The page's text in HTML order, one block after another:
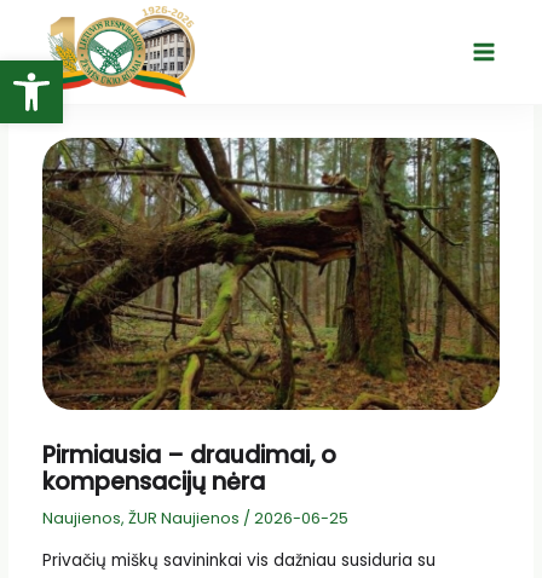
Open toolbar
turinio
Main
Pirmiausia – draudimai, o
kompensacijų nėra
Naujienos, ŽUR Naujienos / 2026-06-25
Privačių miškų savininkai vis dažniau susiduria su